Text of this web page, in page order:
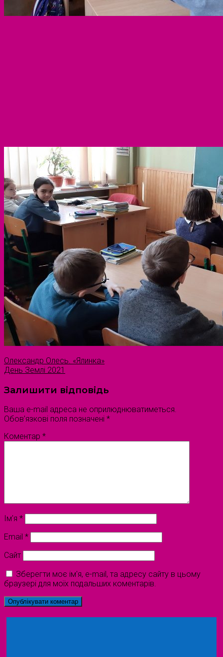
Олександр Олесь. «Ялинка»
День Землі 2021
Залишити відповідь
Ваша e-mail адреса не оприлюднюватиметься.
Обов’язкові поля позначені *
Коментар *
Ім'я *
Email *
Сайт
Зберегти моє ім'я, e-mail, та адресу сайту в цьому
браузері для моїх подальших коментарів.